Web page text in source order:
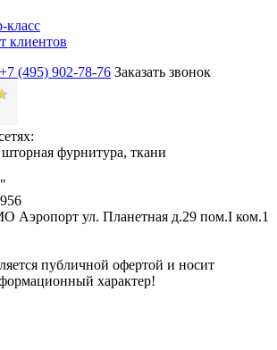
класс
клиентов
+7 (495) 902-78-76 Заказать звонок
фурнитура, ткани
Аэропорт ул. Планетная д.29 пом.I ком.1
публичной офертой и носит
характер!